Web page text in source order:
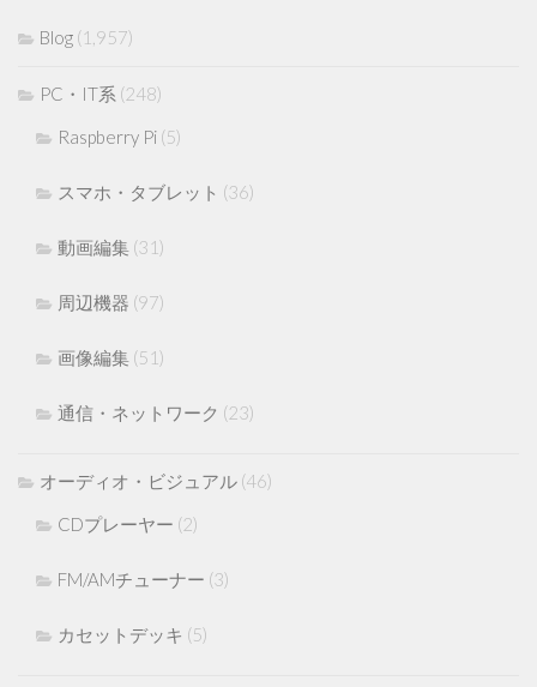
Blog (1,957)
PC・IT系 (248)
Raspberry Pi (5)
スマホ・タブレット (36)
動画編集 (31)
周辺機器 (97)
画像編集 (51)
通信・ネットワーク (23)
オーディオ・ビジュアル (46)
CDプレーヤー (2)
FM/AMチューナー (3)
カセットデッキ (5)